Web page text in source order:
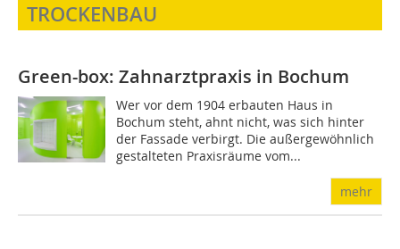
TROCKENBAU
Green-box: Zahnarztpraxis in Bochum
Wer vor dem 1904 erbauten Haus in
Bochum steht, ahnt nicht, was sich hinter
der Fassade verbirgt. Die außerge­­wöhnlich
gestalteten Praxisräume vom...
mehr